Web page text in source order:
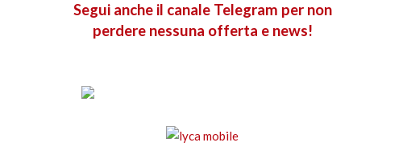
Segui anche il canale Telegram per non
perdere nessuna offerta e news!